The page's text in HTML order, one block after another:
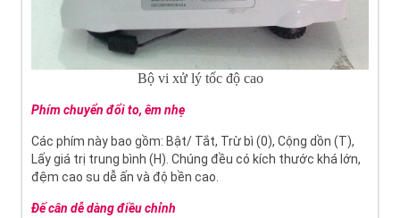
Bộ vi xử lý tốc độ cao
Phím chuyển đổi to, êm nhẹ
Các phím này bao gồm: Bật/ Tắt, Trừ bì (0), Cộng dồn (T),
Lấy giá trị trung bình (H). Chúng đều có kích thước khá lớn,
đệm cao su dễ ấn và độ bền cao.
Đế cân dễ dàng điều chỉnh